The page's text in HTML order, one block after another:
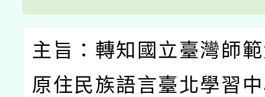
主旨：轉知國立臺灣師
原住民族語言臺北學習